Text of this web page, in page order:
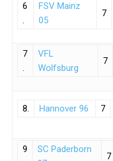
6
.
FSV Mainz
05
7
7
.
VFL
Wolfsburg
7
8. Hannover 96 7
9
SC Paderborn
7